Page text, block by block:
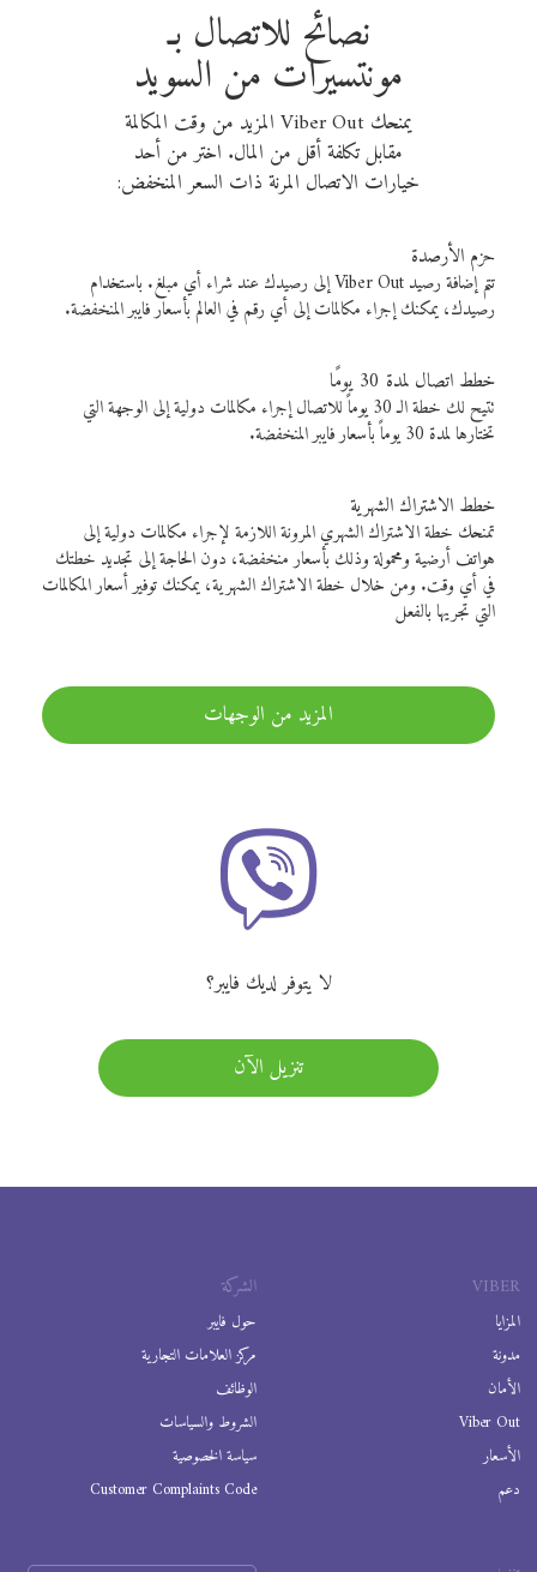
نصائح للاتصال بـ
مونتسيرات من السويد
يمنحك Viber Out المزيد من وقت المكالمة
مقابل تكلفة أقل من المال. اختر من أحد
خيارات الاتصال المرنة ذات السعر المنخفض:
حزم الأرصدة
تتم إضافة رصيد Viber Out إلى رصيدك عند شراء أي مبلغ. باستخدام
رصيدك، يمكنك إجراء مكالمات إلى أي رقم في العالم بأسعار فايبر المنخفضة.
خطط اتصال لمدة 30 يومًا
تتيح لك خطة الـ 30 يوماً للاتصال إجراء مكالمات دولية إلى الوجهة التي
تختارها لمدة 30 يوماً بأسعار فايبر المنخفضة.
خطط الاشتراك الشهرية
تمنحك خطة الاشتراك الشهري المرونة اللازمة لإجراء مكالمات دولية إلى
هواتف أرضية ومحمولة وذلك بأسعار منخفضة، دون الحاجة إلى تجديد خطتك
في أي وقت. ومن خلال خطة الاشتراك الشهرية، يمكنك توفير أسعار المكالمات
التي تجريها بالفعل
المزيد من الوجهات
لا يتوفر لديك فايبر؟
تنزيل الآن
VIBER
المزايا
مدونة
الأمان
Viber Out
الأسعار
دعم
الشركة
حول فايبر
مركز العلامات التجارية
الوظائف
الشروط والسياسات
سياسة الخصوصية
Customer Complaints Code